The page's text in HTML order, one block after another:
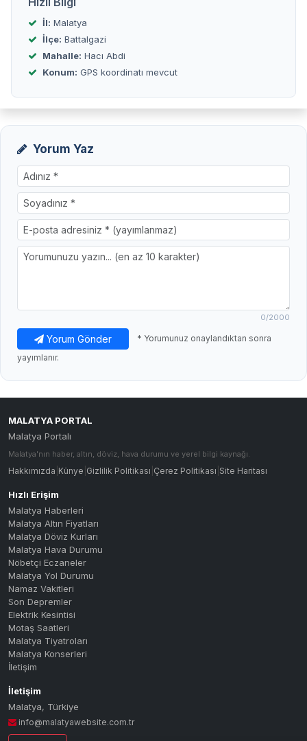
İl: Malatya
İlçe: Battalgazi
Mahalle: Hacı Abdi
Konum: GPS koordinatı mevcut
Yorum Yaz
0/2000
Yorum Gönder
* Yorumunuz onaylandıktan sonra
yayımlanır.
MALATYA PORTAL
Malatya Portalı
Malatya'nın haber, altın, döviz, hava durumu ve yerel bilgi kaynağı.
Hakkımızda Künye Gizlilik Politikası Çerez Politikası Site Haritası
Hızlı Erişim
Malatya Haberleri
Malatya Altın Fiyatları
Malatya Döviz Kurları
Malatya Hava Durumu
Nöbetçi Eczaneler
Malatya Yol Durumu
Namaz Vakitleri
Son Depremler
Elektrik Kesintisi
Motaş Saatleri
Malatya Tiyatroları
Malatya Konserleri
İletişim
İletişim
Malatya, Türkiye
info@malatyawebsite.com.tr